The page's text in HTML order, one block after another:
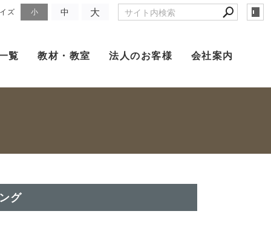
ズ 小 中 大
覧 教材・教室 法人のお客様 会社案内
グ